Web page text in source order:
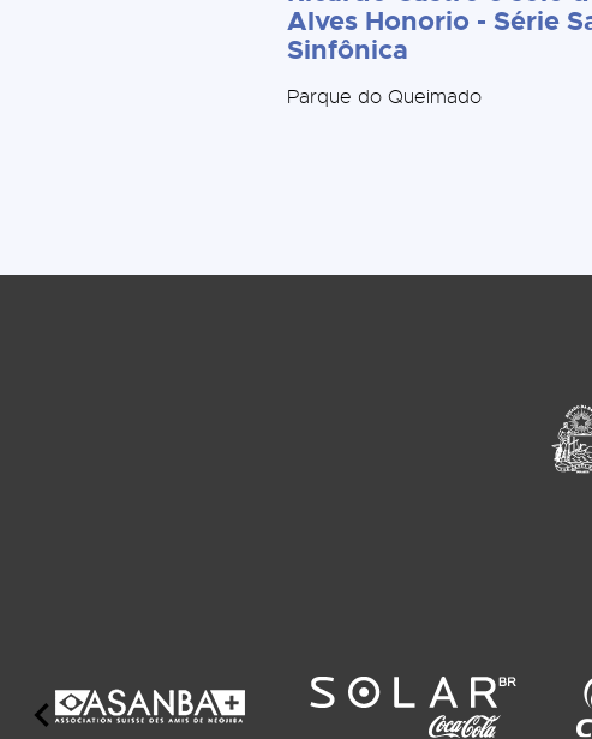
Alves Honorio - Série
Sinfônica
Parque do Queimado